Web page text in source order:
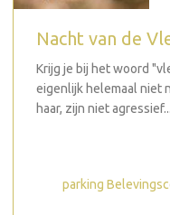
Nacht van de
Krijg je bij het woord
eigenlijk helemaal niet
haar, zijn niet agressief...
parking